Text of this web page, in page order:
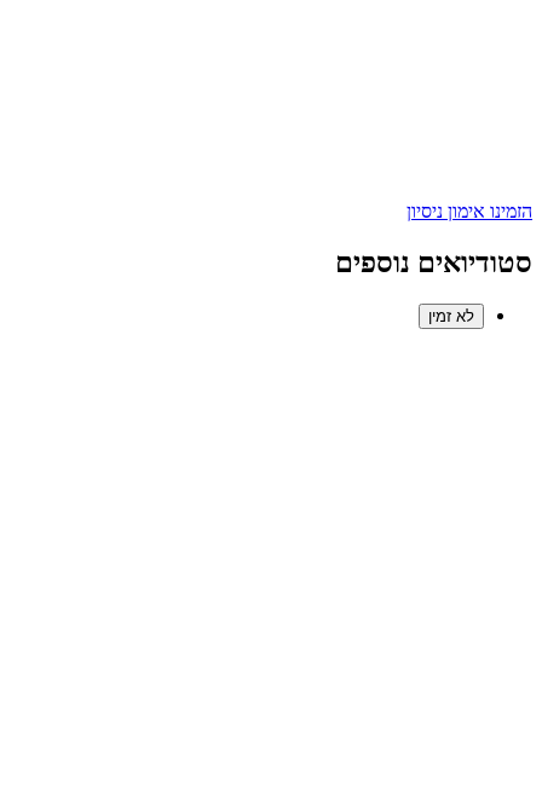
הזמינו אימון ניסיון
סטודיואים נוספים
לא זמין